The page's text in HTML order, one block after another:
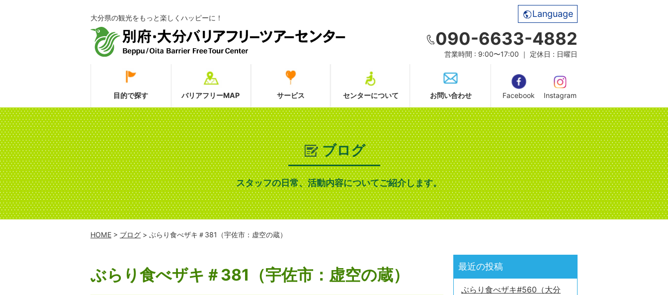
大分県の観光をもっと楽しくハッピーに！ Language
090-6633-4882
営業時間 : 9:00〜17:00 ｜ 定休日 : 日曜日
目的で探す バリアフリーMAP サービス センターについて お問い合わせ Facebook Instagram
ブログ
スタッフの日常、活動内容についてご紹介します。
HOME > ブログ > ぶらり食べザキ＃381（宇佐市：虚空の蔵）
ぶらり食べザキ＃381（宇佐市：虚空の蔵） 最近の投稿
ぶらり食べザキ#560（大分